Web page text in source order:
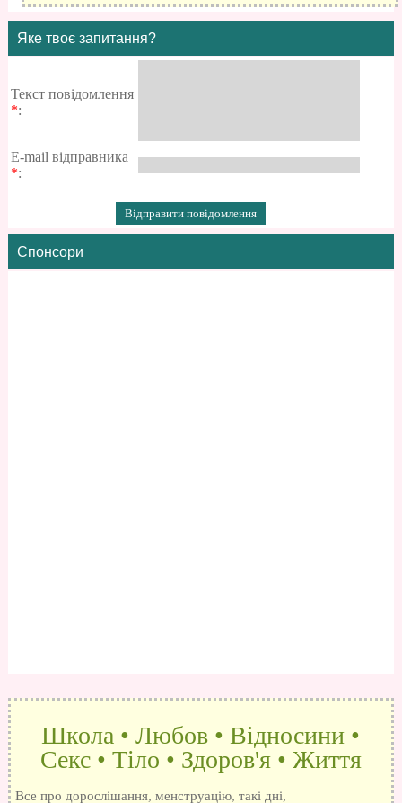
Яке твоє запитання?
Текст повідомлення
*:
E-mail відправника
*:
Спонсори
Школа • Любов • Відносини •
Секс • Тіло • Здоров'я • Життя
Все про дорослішання, менструацію, такі дні,